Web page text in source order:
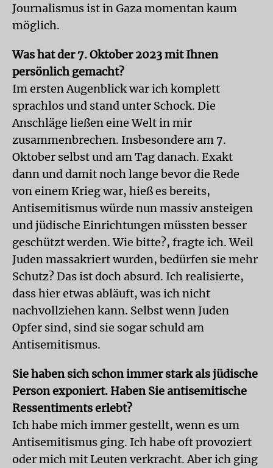
Journalismus ist in Gaza momentan kaum
möglich.
Was hat der 7. Oktober 2023 mit Ihnen
persönlich gemacht?
Im ersten Augenblick war ich komplett
sprachlos und stand unter Schock. Die
Anschläge ließen eine Welt in mir
zusammenbrechen. Insbesondere am 7.
Oktober selbst und am Tag danach. Exakt
dann und damit noch lange bevor die Rede
von einem Krieg war, hieß es bereits,
Antisemitismus würde nun massiv ansteigen
und jüdische Einrichtungen müssten besser
geschützt werden. Wie bitte?, fragte ich. Weil
Juden massakriert wurden, bedürfen sie mehr
Schutz? Das ist doch absurd. Ich realisierte,
dass hier etwas abläuft, was ich nicht
nachvollziehen kann. Selbst wenn Juden
Opfer sind, sind sie sogar schuld am
Antisemitismus.
Sie haben sich schon immer stark als jüdische
Person exponiert. Haben Sie antisemitische
Ressentiments erlebt?
Ich habe mich immer gestellt, wenn es um
Antisemitismus ging. Ich habe oft provoziert
oder mich mit Leuten verkracht. Aber ich ging